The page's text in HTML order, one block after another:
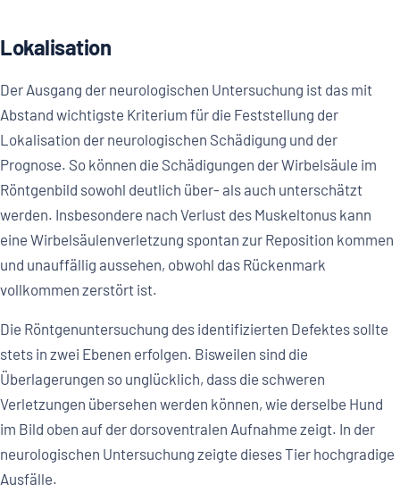
Lokalisation
Der Ausgang der neurologischen Untersuchung ist das mit
Abstand wichtigste Kriterium für die Feststellung der
Lokalisation der neurologischen Schädigung und der
Prognose. So können die Schädigungen der Wirbelsäule im
Röntgenbild sowohl deutlich über- als auch unterschätzt
werden. Insbesondere nach Verlust des Muskeltonus kann
eine Wirbelsäulenverletzung spontan zur Reposition kommen
und unauffällig aussehen, obwohl das Rückenmark
vollkommen zerstört ist.
Die Röntgenuntersuchung des identifizierten Defektes sollte
stets in zwei Ebenen erfolgen. Bisweilen sind die
Überlagerungen so unglücklich, dass die schweren
Verletzungen übersehen werden können, wie derselbe Hund
im Bild oben auf der dorsoventralen Aufnahme zeigt. In der
neurologischen Untersuchung zeigte dieses Tier hochgradige
Ausfälle.